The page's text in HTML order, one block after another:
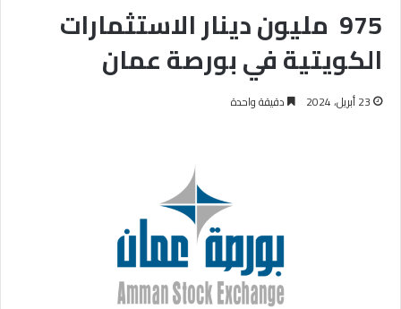
975 مليون دينار الاستثمارات
الكويتية في بورصة عمان
23 أبريل، 2024 دقيقة واحدة